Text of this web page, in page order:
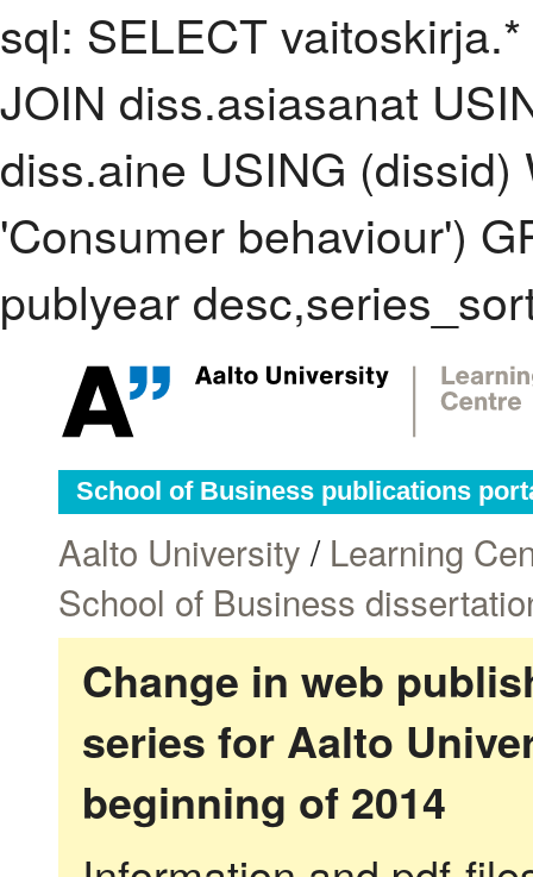
sql: SELECT
JOIN diss.asiasanat
diss.aine USING
'Consumer behaviour')
publyear
School of Business publications
Aalto University / Learning
School of Business
Change in web
series for Aalto
beginning of 2014